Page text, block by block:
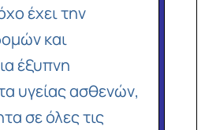
έχει την
και
έξυπνη
υγείας ασθενών,
σε όλες τις